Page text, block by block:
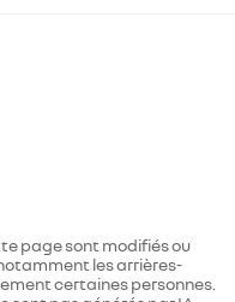
page sont modifiés ou
les arrières-
certaines personnes.